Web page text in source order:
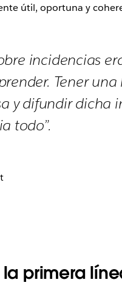
útil, oportuna y
incidencias
Tener
y difundir dicha
todo”.
primera